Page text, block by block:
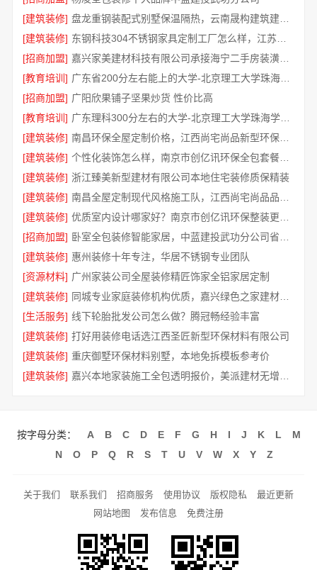
[建筑装修]
盘龙重钢装配式别墅保温隔热，云南晟构建筑建材有限公司精工细作
[建筑装修]
东钢科技304不锈钢家具定制工厂怎么样，江苏东钢金属科技有限公司
[招商加盟]
嘉兴家美建材科技有限公司承接海宁二手房装潢施工
[教育培训]
广东省200分左右能上的大学-北京理工大学珠海学院继续教育学院
[招商加盟] 广阳欣果铺子坚果炒货 性价比高
[教育培训]
广东理科300分左右的大学-北京理工大学珠海学院继教院
[建筑装修]
南昌环保全屋定制价格，江西尚宅尚品新型环保材料有限公司
[建筑装修]
个性化装饰怎么样，南京市创亿讯环保全包套餐解析
[建筑装修] 浙江臻美新型建材有限公司本地住宅装修质保精装
[建筑装修]
[建筑装修]
[招商加盟]
[建筑装修] 惠州装修十年专注，华居不锈钢专业团队
[资源材料] 广州家装公司全屋装修精匠饰家全铝家居定制
[建筑装修]
同城专业家庭装修机构优质，嘉兴绿色之家建材科技有限公司
[生活服务] 线下轮胎批发公司怎么做？腾冠畅经验丰富
[建筑装修] 打好用装修电话选江西圣匠新型环保材料有限公司
[建筑装修] 重庆御墅环保材料别墅，本地免拆模板参考价
[建筑装修]
按字母分类： A B C D E F G H I J K L
M
N
O P Q R S T U V W X Y Z
关于我们 联系我们 招商服务 使用协议 版权隐私
最近更新
网站地图
发布信息 免费注册